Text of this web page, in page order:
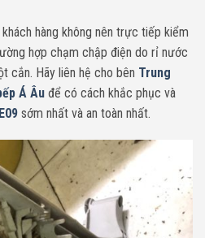
hàng không nên trực tiếp kiểm
hợp chạm chập điện do rỉ nước
cắn. Hãy liên hệ cho bên Trung
Á Âu để có cách khắc phục và
sớm nhất và an toàn nhất.